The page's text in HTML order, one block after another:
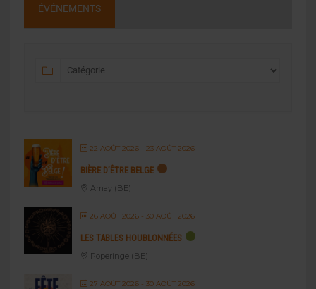
ÉVÉNEMENTS
22 AOÛT 2026- 23 AOÛT 2026
BIÈRE D’ÊTRE BELGE
Amay (BE)
26 AOÛT 2026- 30 AOÛT 2026
LES TABLES HOUBLONNÉES
Poperinge (BE)
27 AOÛT 2026- 30 AOÛT 2026